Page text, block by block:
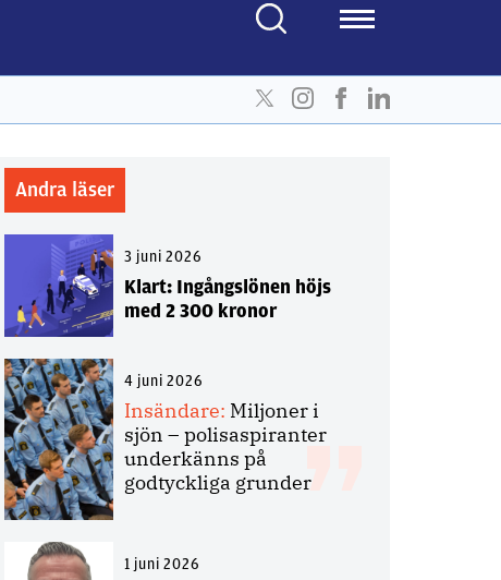
Andra läser
3 juni 2026
Klart: Ingångslönen höjs
med 2 300 kronor
4 juni 2026
Insändare: Miljoner i
sjön – polisaspiranter
underkänns på
godtyckliga grunder
1 juni 2026